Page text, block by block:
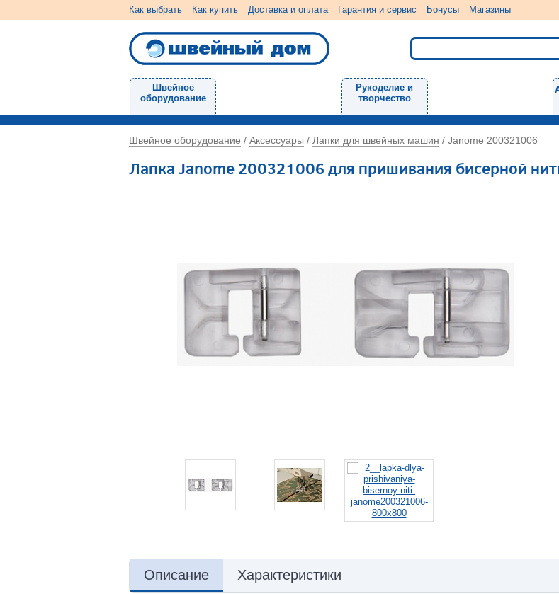
Как выбрать Как купить Доставка и оплата Гарантия и сервис Бонусы Магазины
Швейное
оборудование
Рукоделие и
творчество
Швейное оборудование / Аксессуары / Лапки для швейных машин / Janome 200321006
Лапка Janome 200321006 для пришивания бисерной
Описание Характеристики